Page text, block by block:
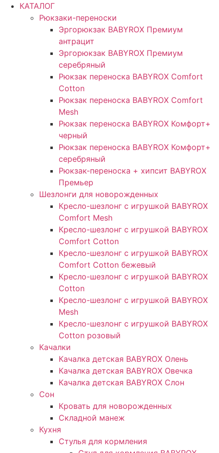
Перейти
содержимому
КАТАЛОГ
Рюкзаки-переноски
Эргорюкзак BABYROX Премиум
антрацит
Эргорюкзак BABYROX Премиум
серебряный
Рюкзак переноска BABYROX Comfort
Cotton
Рюкзак переноска BABYROX Comfort
Mesh
Рюкзак переноска BABYROX Комфорт+
черный
Рюкзак переноска BABYROX Комфорт+
серебряный
Рюкзак-переноска + хипсит BABYROX
Премьер
Шезлонги для новорожденных
Кресло-шезлонг с игрушкой BABYROX
Comfort Mesh
Кресло-шезлонг с игрушкой BABYROX
Comfort Cotton
Кресло-шезлонг с игрушкой BABYROX
Comfort Cotton бежевый
Кресло-шезлонг с игрушкой BABYROX
Cotton
Кресло-шезлонг с игрушкой BABYROX
Mesh
Кресло-шезлонг с игрушкой BABYROX
Cotton розовый
Качалки
Качалка детская BABYROX Олень​
Качалка детская BABYROX Овечка​
Качалка детская BABYROX Слон​
Сон
Кровать для новорожденных
Складной манеж
Кухня
Стулья для кормления